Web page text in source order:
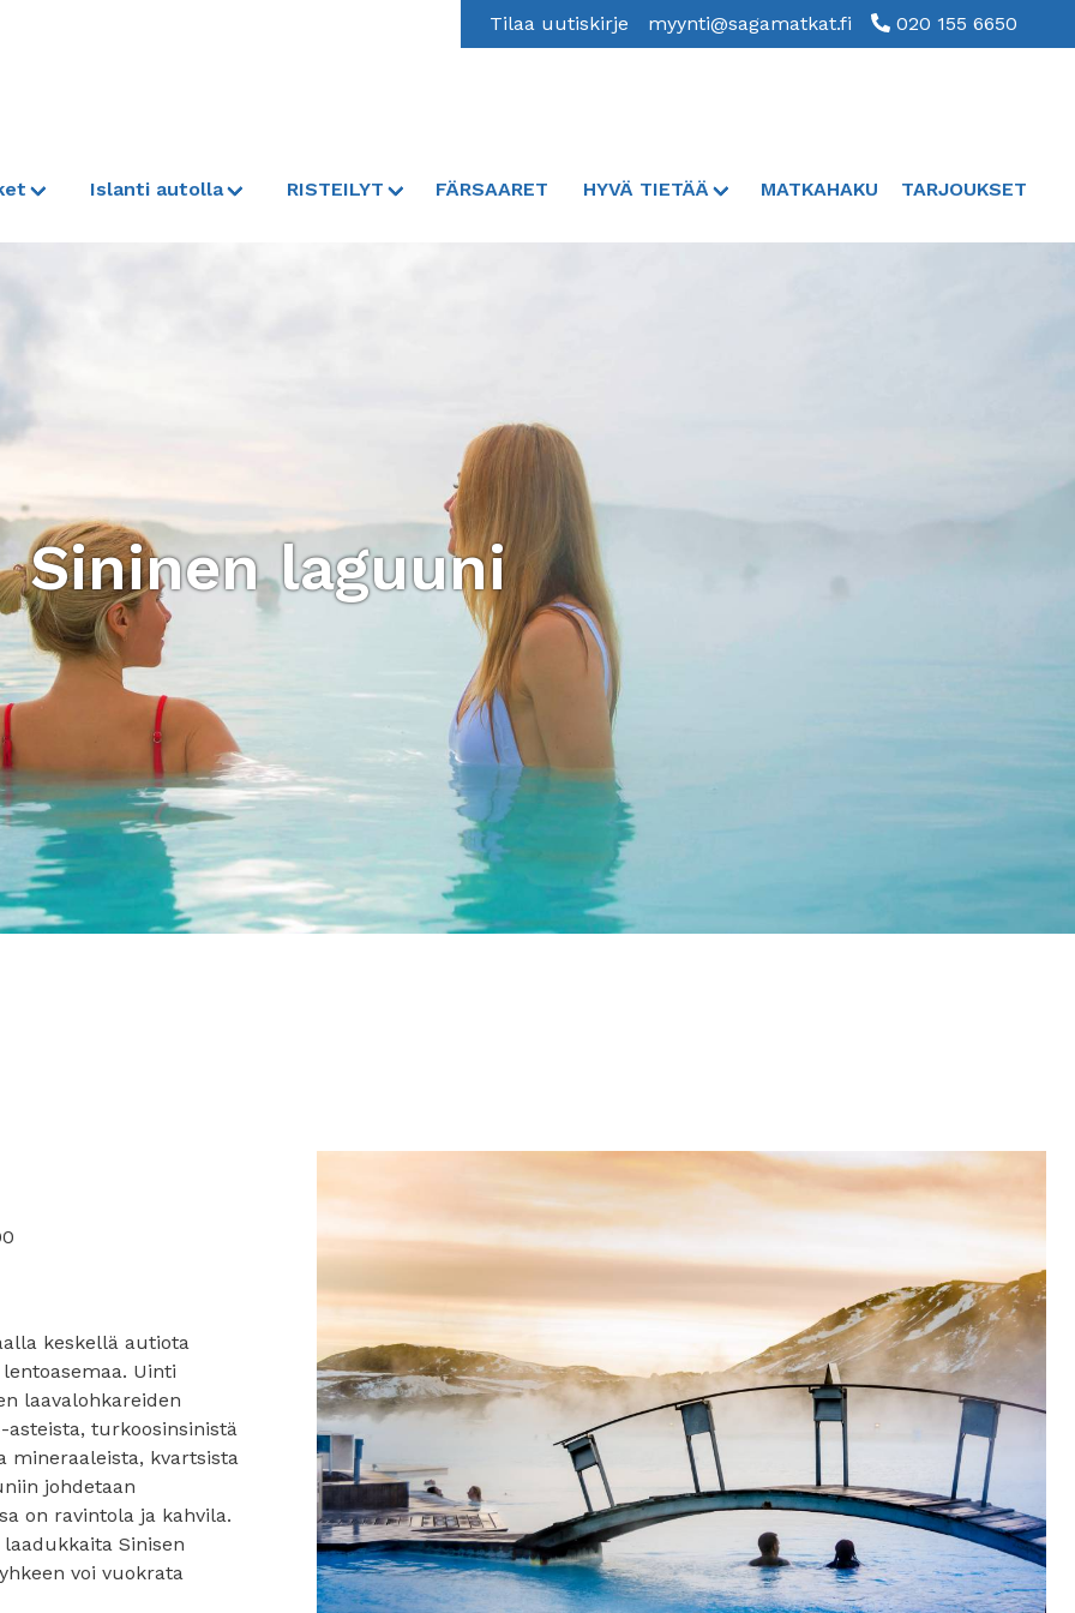
Tilaa uutiskirje myynti@sagamatkat.fi 020 155 6650
Islanti autolla RISTEILYT FÄRSAARET HYVÄ TIETÄÄ MATKAHAKU TARJOUKSET
Sininen laguuni
keskellä autiota
Uinti
laavalohkareiden
asteista, turkoosinsinistä
mineraaleista, kvartsista
johdetaan
on ravintola ja kahvila.
Sinisen
voi vuokrata